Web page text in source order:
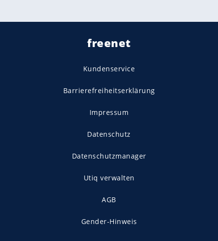
freenet
Kundenservice
Barrierefreiheitserklärung
Impressum
Datenschutz
Datenschutzmanager
Utiq verwalten
AGB
Gender-Hinweis